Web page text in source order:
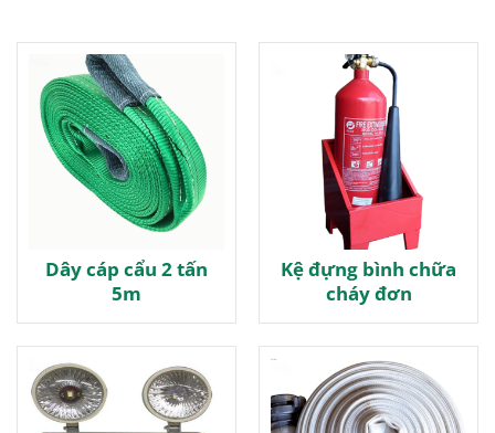
Dây cáp cẩu 2 tấn
5m
Kệ đựng bình chữa
cháy đơn